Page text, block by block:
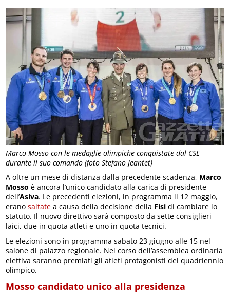
Marco Mosso con le medaglie olimpiche conquistate dal CSE
durante il suo comando (foto Stefano Jeantet)
A oltre un mese di distanza dalla precedente scadenza, Marco
Mosso è ancora l’unico candidato alla carica di presidente
dell’Asiva. Le precedenti elezioni, in programma il 12 maggio,
eranosaltate a causa della decisione della Fisi di cambiare lo
statuto. Il nuovo direttivo sarà composto da sette consiglieri
laici, due in quota atleti e uno in quota tecnici.
Le elezioni sono in programma sabato 23 giugno alle 15 nel
salone di palazzo regionale. Nel corso dell’assemblea ordinaria
elettiva saranno premiati gli atleti protagonisti del quadriennio
olimpico.
Mosso candidato unico alla presidenza